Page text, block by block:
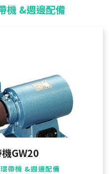
機 &週邊配備
GW20
帶機 &週邊配備